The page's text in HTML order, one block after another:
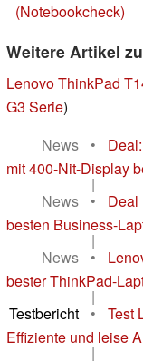
(Notebookcheck)
Weitere Artikel
Lenovo ThinkPad
G3 Serie)
News
•
mit 400-Nit-Display
|
News
•
Deal
besten Business-
|
News
•
bester ThinkPad-
|
Testbericht
•
Test
Effiziente und leise
|